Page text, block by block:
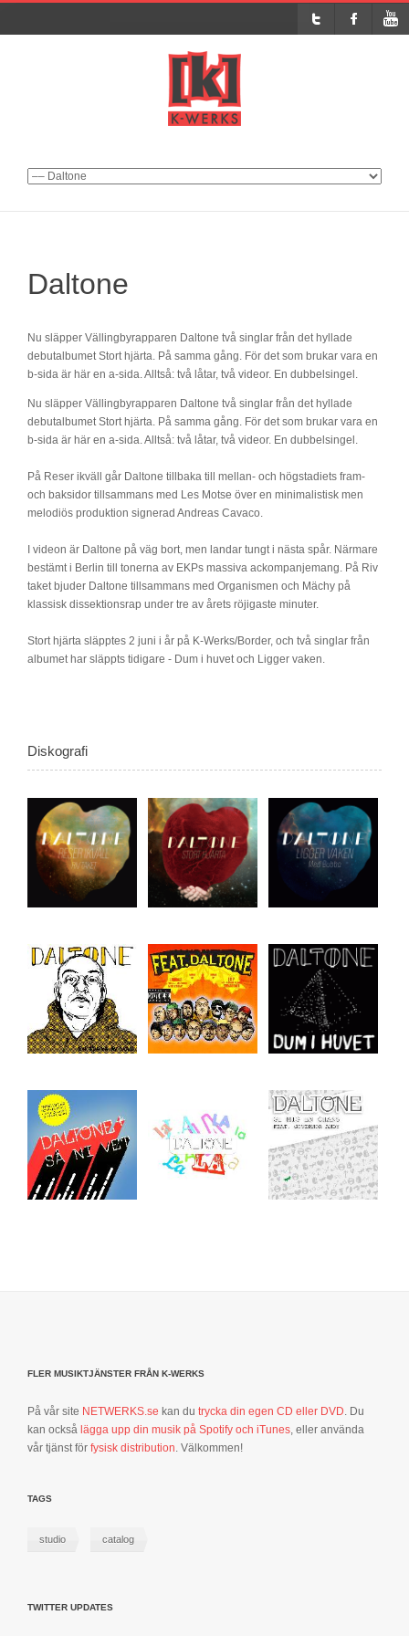
Daltone
Nu släpper Vällingbyrapparen Daltone två singlar från det hyllade
debutalbumet Stort hjärta. På samma gång. För det som brukar vara en
b-sida är här en a-sida. Alltså: två låtar, två videor. En dubbelsingel.
Nu släpper Vällingbyrapparen Daltone två singlar från det hyllade
debutalbumet Stort hjärta. På samma gång. För det som brukar vara en
b-sida är här en a-sida. Alltså: två låtar, två videor. En dubbelsingel.
På Reser ikväll går Daltone tillbaka till mellan- och högstadiets fram-
och baksidor tillsammans med Les Motse över en minimalistisk men
melodiös produktion signerad Andreas Cavaco.
I videon är Daltone på väg bort, men landar tungt i nästa spår. Närmare
bestämt i Berlin till tonerna av EKPs massiva ackompanjemang. På Riv
taket bjuder Daltone tillsammans med Organismen och Mächy på
klassisk dissektionsrap under tre av årets röjigaste minuter.
Stort hjärta släpptes 2 juni i år på K-Werks/Border, och två singlar från
albumet har släppts tidigare - Dum i huvet och Ligger vaken.
Diskografi
FLER MUSIKTJÄNSTER FRÅN K-WERKS
På vår site NETWERKS.se kan du trycka din egen CD eller DVD . Du
kan också lägga upp din musik på Spotify och iTunes , eller använda
vår tjänst för fysisk distribution . Välkommen!
TAGS
studio catalog
TWITTER UPDATES